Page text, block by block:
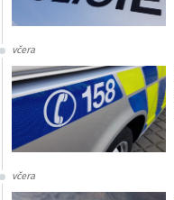
včera
včera